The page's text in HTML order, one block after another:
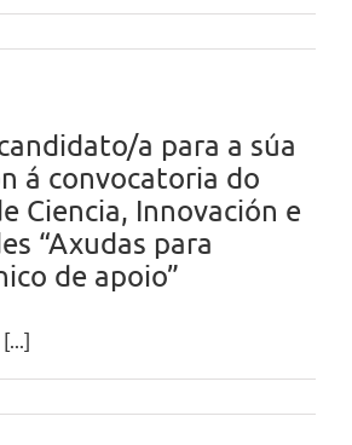
a para a súa
á convocatoria do
Ciencia, Innovación e
“Axudas para
de apoio”
[...]